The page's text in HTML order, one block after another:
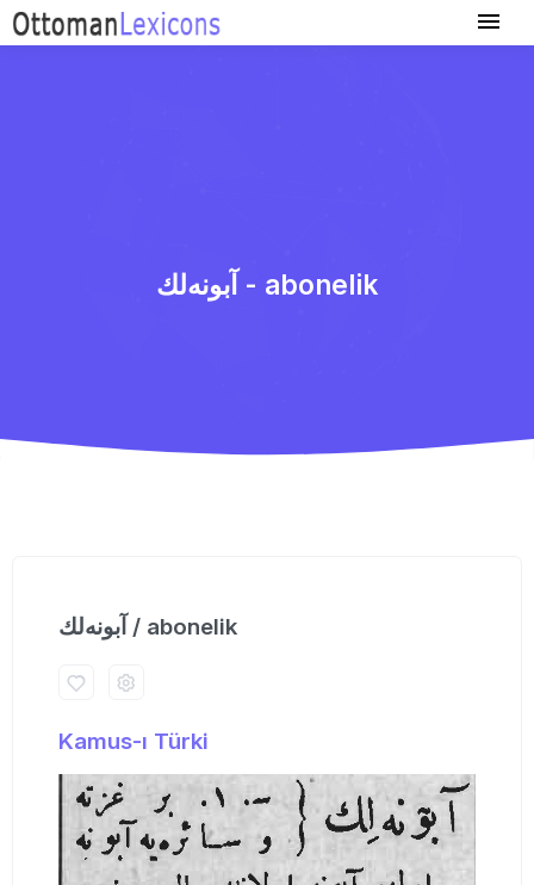
آبونه‌لك - abonelik
آبونه‌لك / abonelik
Kamus-ı Türki